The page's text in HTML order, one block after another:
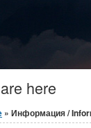
here
» Информация /